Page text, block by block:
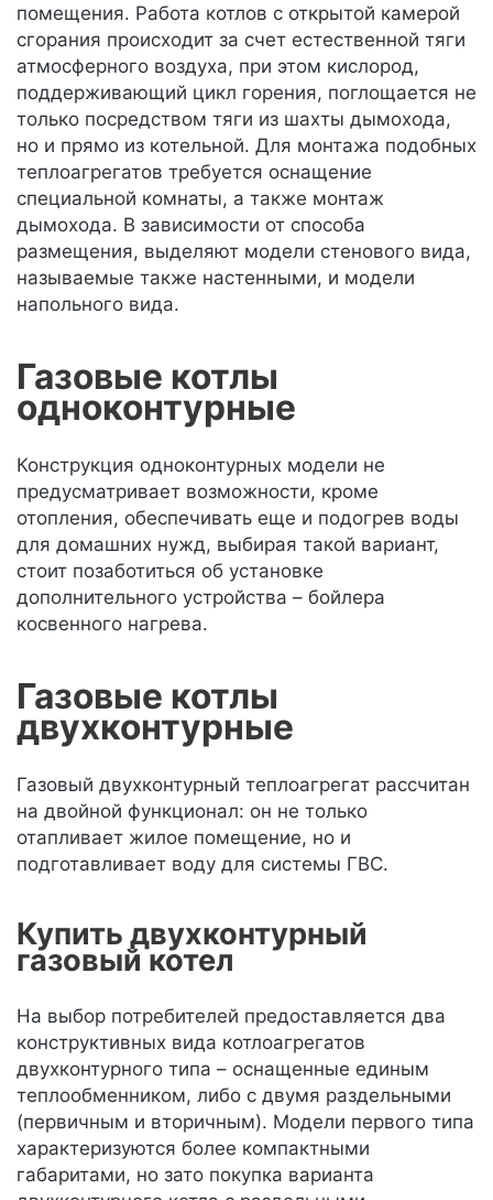
помещения. Работа котлов с открытой камерой
сгорания происходит за счет естественной тяги
атмосферного воздуха, при этом кислород,
поддерживающий цикл горения, поглощается не
только посредством тяги из шахты дымохода,
но и прямо из котельной. Для монтажа подобных
теплоагрегатов требуется оснащение
специальной комнаты, а также монтаж
дымохода. В зависимости от способа
размещения, выделяют модели стенового вида,
называемые также настенными, и модели
напольного вида.
Газовые котлы
одноконтурные
Конструкция одноконтурных модели не
предусматривает возможности, кроме
отопления, обеспечивать еще и подогрев воды
для домашних нужд, выбирая такой вариант,
стоит позаботиться об установке
дополнительного устройства – бойлера
косвенного нагрева.
Газовые котлы
двухконтурные
Газовый двухконтурный теплоагрегат рассчитан
на двойной функционал: он не только
отапливает жилое помещение, но и
подготавливает воду для системы ГВС.
Купить двухконтурный
газовый котел
На выбор потребителей предоставляется два
конструктивных вида котлоагрегатов
двухконтурного типа – оснащенные единым
теплообменником, либо с двумя раздельными
(первичным и вторичным). Модели первого типа
характеризуются более компактными
габаритами, но зато покупка варианта